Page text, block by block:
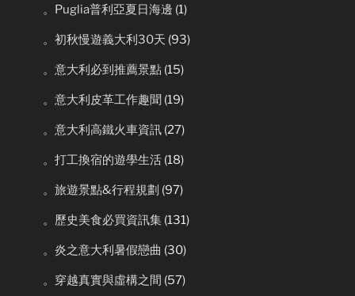
。Puglia普利亞夏日海邊 (1)
。初秋慢遊義大利30天 (93)
。意大利必到推薦景點 (15)
。意大利皮革工作趣聞 (19)
。意大利高鐵火車資訊 (27)
。打工換宿的遊學生活 (18)
。旅遊景點&行程規劃 (97)
。歷史美食必買資訊集 (131)
。炎之意大利暑假戀曲 (30)
。穿越真實與虛構之間 (57)